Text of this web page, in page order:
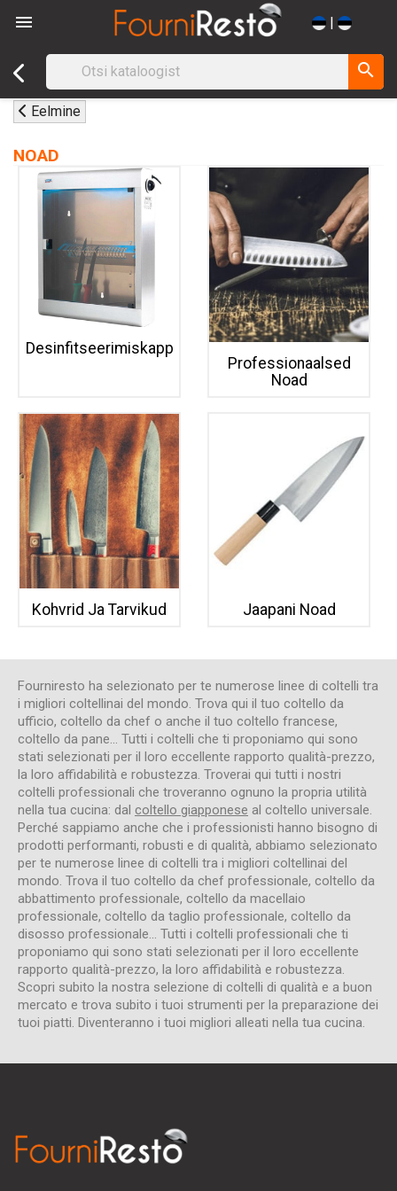
 |
search
Eelmine
NOAD
Desinfitseerimiskapp
Professionaalsed
Noad
Kohvrid Ja Tarvikud Jaapani Noad
Fourniresto ha selezionato per te numerose linee di coltelli tra
i migliori coltellinai del mondo. Trova qui il tuo coltello da
ufficio, coltello da chef o anche il tuo coltello francese,
coltello da pane... Tutti i coltelli che ti proponiamo qui sono
stati selezionati per il loro eccellente rapporto qualità-prezzo,
la loro affidabilità e robustezza. Troverai qui tutti i nostri
coltelli professionali che troveranno ognuno la propria utilità
nella tua cucina: dal coltello giapponese al coltello universale.
Perché sappiamo anche che i professionisti hanno bisogno di
prodotti performanti, robusti e di qualità, abbiamo selezionato
per te numerose linee di coltelli tra i migliori coltellinai del
mondo. Trova il tuo coltello da chef professionale, coltello da
abbattimento professionale, coltello da macellaio
professionale, coltello da taglio professionale, coltello da
disosso professionale... Tutti i coltelli professionali che ti
proponiamo qui sono stati selezionati per il loro eccellente
rapporto qualità-prezzo, la loro affidabilità e robustezza.
Scopri subito la nostra selezione di coltelli di qualità e a buon
mercato e trova subito i tuoi strumenti per la preparazione dei
tuoi piatti. Diventeranno i tuoi migliori alleati nella tua cucina.